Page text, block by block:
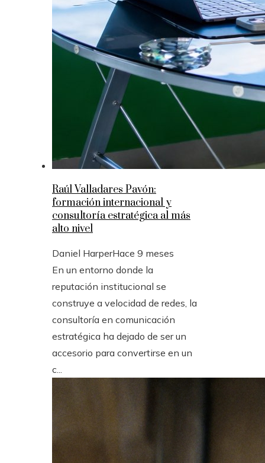
Raúl Valladares Pavón:
formación internacional y
consultoría estratégica al más
alto nivel
Daniel HarperHace 9 meses
En un entorno donde la
reputación institucional se
construye a velocidad de redes, la
consultoría en comunicación
estratégica ha dejado de ser un
accesorio para convertirse en un
c...